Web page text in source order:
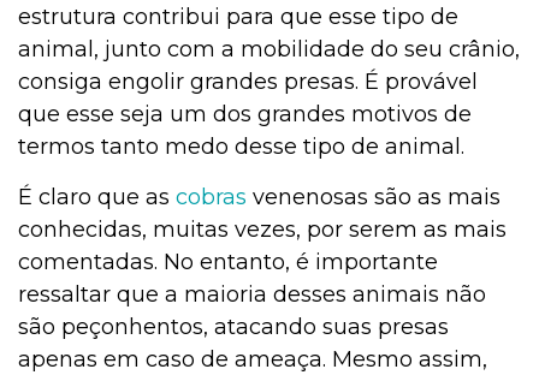
estrutura contribui para que esse tipo de
animal, junto com a mobilidade do seu crânio,
consiga engolir grandes presas. É provável
que esse seja um dos grandes motivos de
termos tanto medo desse tipo de animal.
É claro que as cobras venenosas são as mais
conhecidas, muitas vezes, por serem as mais
comentadas. No entanto, é importante
ressaltar que a maioria desses animais não
são peçonhentos, atacando suas presas
apenas em caso de ameaça. Mesmo assim,